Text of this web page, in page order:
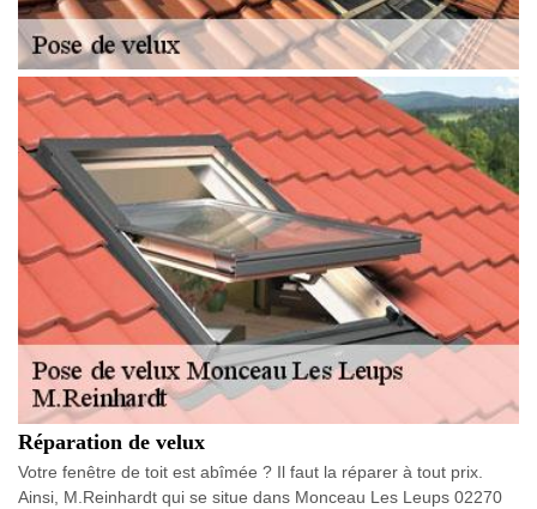
Réparation de velux
Votre fenêtre de toit est abîmée ? Il faut la réparer à tout prix.
Ainsi, M.Reinhardt qui se situe dans Monceau Les Leups 02270